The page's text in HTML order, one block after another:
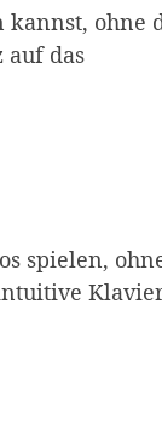
ohne
auf das
spielen,